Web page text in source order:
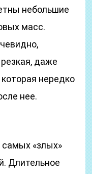
небольшие
масс.
даже
нередко
нее.
«злых»
Длительное